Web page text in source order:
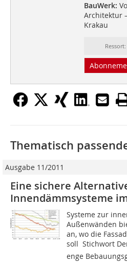
BauWerk:
Architektur
Krakau
Thematisch
Ausgabe 11/2011
Eine sichere
Innendämmsysteme
Systeme zur
Außenwänden
an, wo die
soll  Stichwort
enge